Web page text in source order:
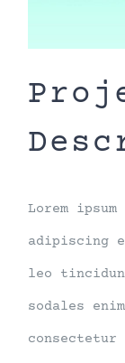
Lorem
adipiscing
leo
sodales
consectetur